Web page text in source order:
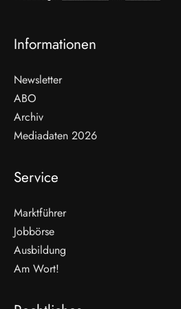
Informationen
Newsletter
ABO
Archiv
Mediadaten 2026
Service
Marktführer
Jobbörse
Ausbildung
Am Wort!